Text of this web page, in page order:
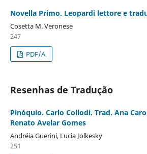
Novella Primo. Leopardi lettore e
Cosetta M. Veronese
247
PDF/A
Resenhas de Tradução
Pinóquio. Carlo Collodi. Trad. Ana
Renato Avelar Gomes
Andréia Guerini, Lucia Jolkesky
251